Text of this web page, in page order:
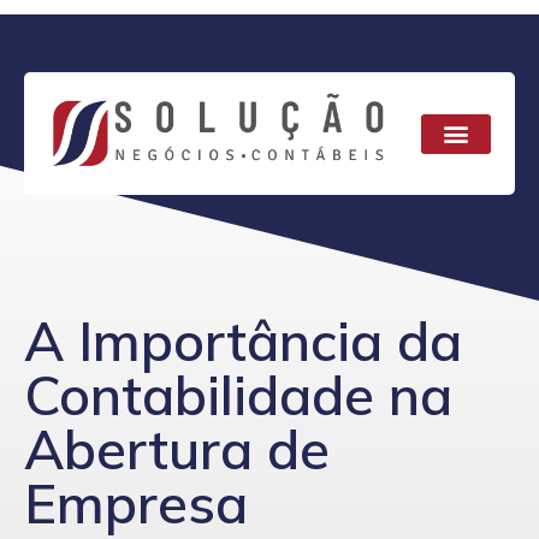
A Importância da
Contabilidade na
Abertura de
Empresa